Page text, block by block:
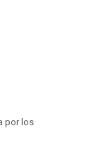
por los